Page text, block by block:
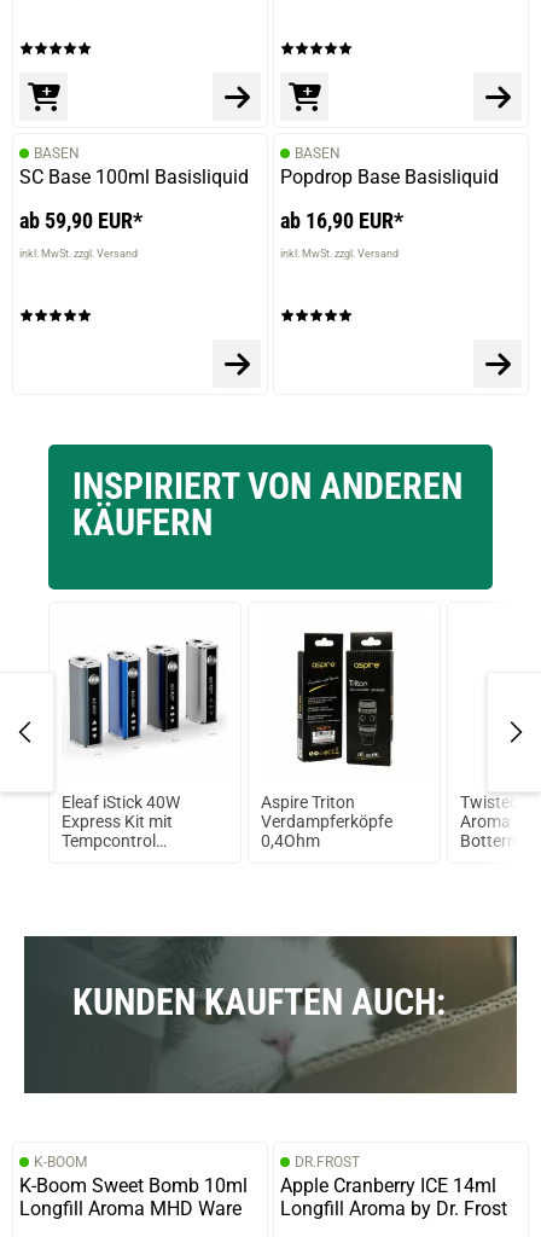
BASEN
SC Base 100ml Basisliquid
ab 59,90 EUR*
inkl. MwSt. zzgl. Versand
BASEN
Popdrop Base Basisliquid
ab 16,90 EUR*
inkl. MwSt. zzgl. Versand
INSPIRIERT VON ANDEREN
KÄUFERN
Eleaf iStick 40W
Express Kit mit
Tempcontrol
Aspire Triton
Verdampferköpfe
0,4Ohm
Twisted
Aroma
KUNDEN KAUFTEN AUCH:
K-BOOM
K-Boom Sweet Bomb 10ml
Longfill Aroma MHD Ware
DR.FROST
Apple Cranberry ICE 14ml
Longfill Aroma by Dr. Frost